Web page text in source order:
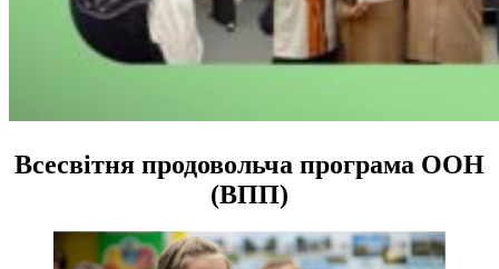
Всесвітня продовольча програма ООН
(ВПП)